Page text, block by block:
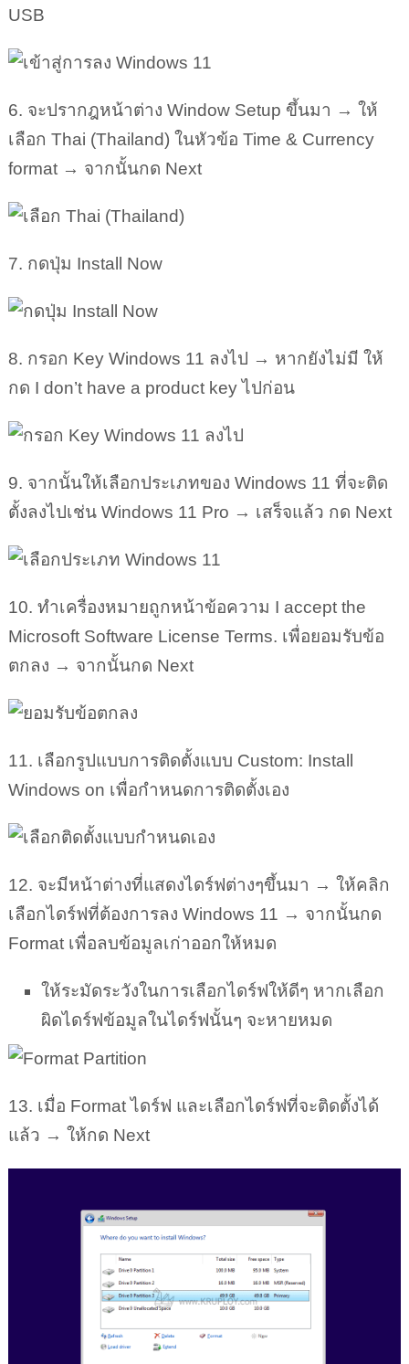
USB
6. จะปรากฎหน้าต่าง Window Setup ขึ้นมา → ให้
เลือก Thai (Thailand) ในหัวข้อ Time & Currency
format → จากนั้นกด Next
7. กดปุ่ม Install Now
8. กรอก Key Windows 11 ลงไป → หากยังไม่มี ให้
กด I don’t have a product key ไปก่อน
9. จากนั้นให้เลือกประเภทของ Windows 11 ที่จะติด
ตั้งลงไปเช่น Windows 11 Pro → เสร็จแล้ว กด Next
10. ทำเครื่องหมายถูกหน้าข้อความ I accept the
Microsoft Software License Terms. เพื่อยอมรับข้อ
ตกลง → จากนั้นกด Next
11. เลือกรูปแบบการติดตั้งแบบ Custom: Install
Windows on เพื่อกำหนดการติดตั้งเอง
12. จะมีหน้าต่างที่แสดงไดร์ฟต่างๆขึ้นมา → ให้คลิก
เลือกไดร์ฟที่ต้องการลง Windows 11 → จากนั้นกด
Format เพื่อลบข้อมูลเก่าออกให้หมด
ให้ระมัดระวังในการเลือกไดร์ฟให้ดีๆ หากเลือก
ผิดไดร์ฟข้อมูลในไดร์ฟนั้นๆ จะหายหมด
13. เมื่อ Format ไดร์ฟ และเลือกไดร์ฟที่จะติดตั้งได้
แล้ว → ให้กด Next